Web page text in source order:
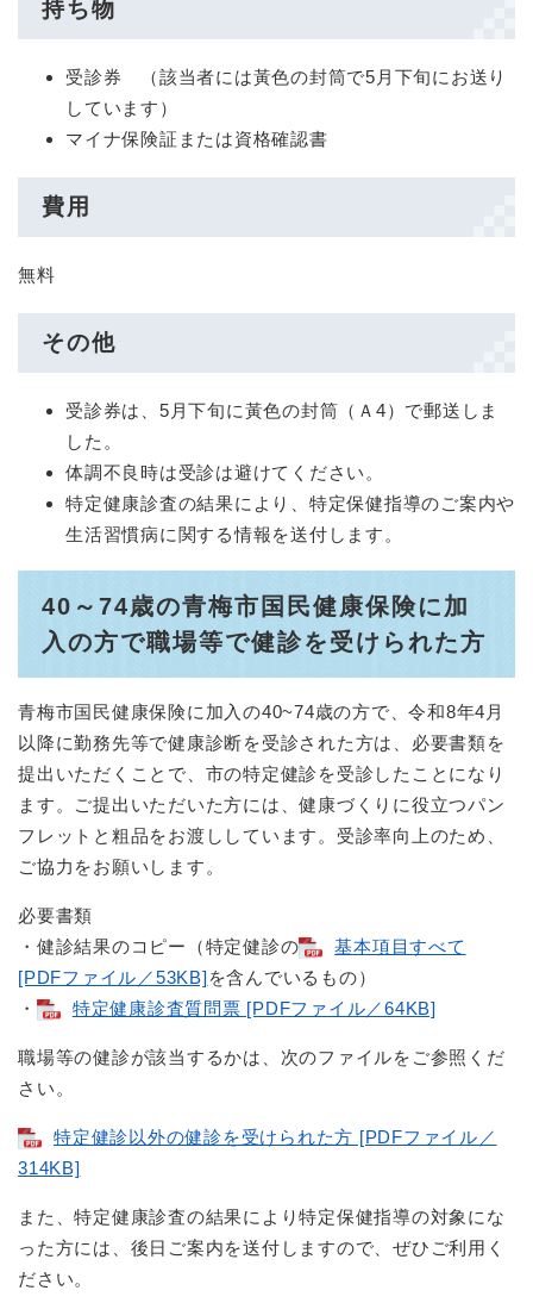
持ち物
受診券 （該当者には黃色の封筒で5月下旬にお送り
しています）
マイナ保険証または資格確認書
費用
無料
その他
受診券は、5月下旬に黃色の封筒（Ａ4）で郵送しま
した。
体調不良時は受診は避けてください。
特定健康診査の結果により、特定保健指導のご案内や
生活習慣病に関する情報を送付します。
40～74歳の青梅市国民健康保険に加
入の方で職場等で健診を受けられた方
青梅市国民健康保険に加入の40~74歳の方で、令和8年4月
以降に勤務先等で健康診断を受診された方は、必要書類を
提出いただくことで、市の特定健診を受診したことになり
ます。ご提出いただいた方には、健康づくりに役立つパン
フレットと粗品をお渡ししています。受診率向上のため、
ご協力をお願いします。
必要書類
・健診結果のコピー（特定健診の
基本項目すべて
[PDFファイル／53KB] を含んでいるもの）
・
特定健康診査質問票 [PDFファイル／64KB]
職場等の健診が該当するかは、次のファイルをご参照くだ
さい。
特定健診以外の健診を受けられた方 [PDFファイル／
314KB]
また、特定健康診査の結果により特定保健指導の対象にな
った方には、後日ご案内を送付しますので、ぜひご利用く
ださい。